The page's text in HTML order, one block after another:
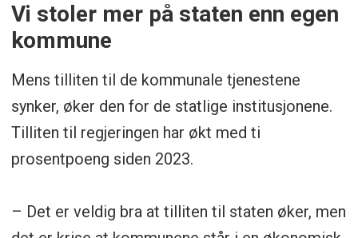
Vi stoler mer på staten enn egen
kommune
Mens tilliten til de kommunale tjenestene
synker, øker den for de statlige institusjonene.
Tilliten til regjeringen har økt med ti
prosentpoeng siden 2023.
– Det er veldig bra at tilliten til staten øker, men